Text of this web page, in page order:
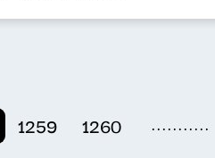
1259 1260 ...........